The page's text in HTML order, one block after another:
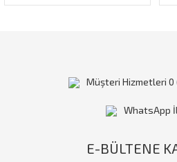
Müşteri Hizmetleri 0
WhatsApp
E-BÜLTENE